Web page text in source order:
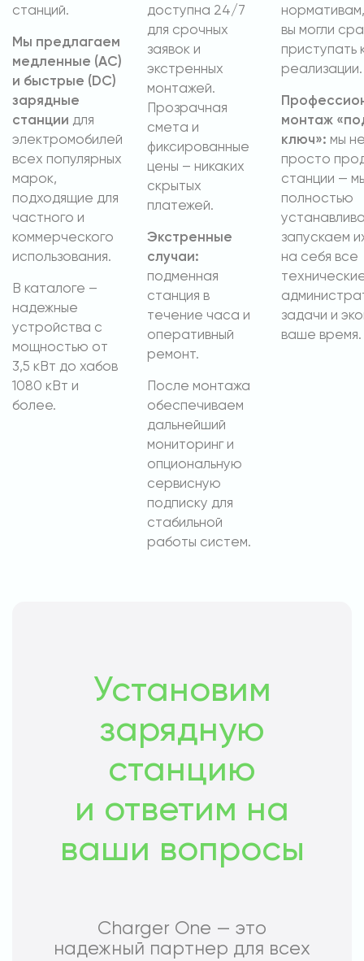
станций.
Мы предлагаем
медленные (AC)
и быстрые (DC)
зарядные
станции для
электромобилей
всех популярных
марок,
подходящие для
частного и
коммерческого
использования.
В каталоге –
надежные
устройства с
мощностью от
3,5 кВт до хабов
1080 кВт и
более.
доступна 24/7
для срочных
заявок и
экстренных
монтажей.
Прозрачная
смета и
фиксированные
цены – никаких
скрытых
платежей.
Экстренные
случаи:
подменная
станция в
течение часа и
оперативный
ремонт.
После монтажа
обеспечиваем
дальнейший
мониторинг и
опциональную
сервисную
подписку для
стабильной
работы систем.
вы могли
приступать
реализации.
монтаж
ключ»: мы
просто
станции —
полностью
запускаем
на себя все
задачи и
ваше время.
Установим
зарядную
станцию
и ответим на
ваши вопросы
Charger One — это
надежный партнер для всех